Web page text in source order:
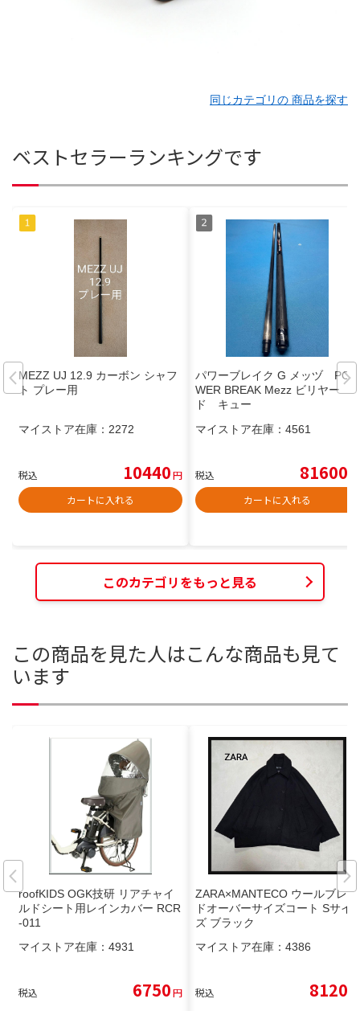
同じカテゴリの 商品を探す
ベストセラーランキングです
MEZZ UJ 12.9 カーボン シャフ
ト プレー用
マイストア在庫： 2272
税込 10440円
カートに入れる
パワーブレイク G メッヅ PO
WER BREAK Mezz ビリヤー
ド キュー
マイストア在庫： 4561
税込 81600
カートに入れる
このカテゴリをもっと見る
この商品を見た人はこんな商品も見て
います
roofKIDS OGK技研 リアチャイ
ルドシート用レインカバー RCR
-011
マイストア在庫： 4931
税込 6750円
ZARA×MANTECO ウールブレン
ドオーバーサイズコート Sサイ
ズ ブラック
マイストア在庫： 4386
税込 8120